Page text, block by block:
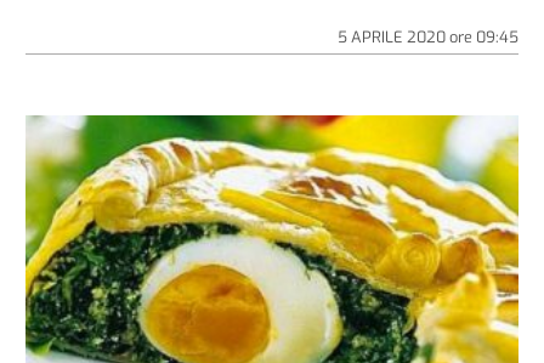
5 APRILE 2020ore 09:45